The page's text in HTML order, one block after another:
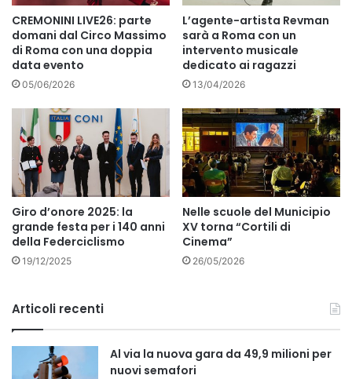
CREMONINI LIVE26: parte
domani dal Circo Massimo
di Roma con una doppia
data evento
05/06/2026
L’agente-artista Revman
sarà a Roma con un
intervento musicale
dedicato ai ragazzi
13/04/2026
Giro d’onore 2025: la
grande festa per i 140 anni
della Federciclismo
19/12/2025
Nelle scuole del Municipio
XV torna “Cortili di
Cinema”
26/05/2026
Articoli recenti
Al via la nuova gara da 49,9 milioni per
nuovi semafori